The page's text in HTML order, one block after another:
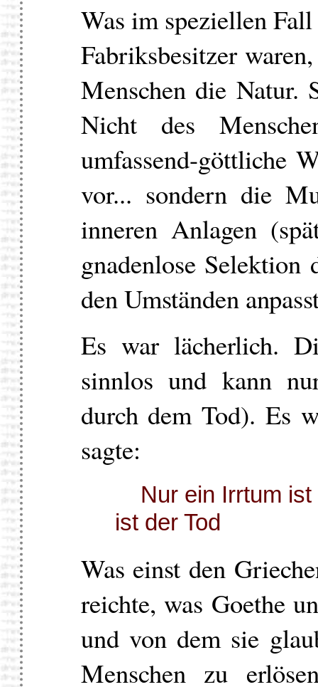
Was im speziellen
Fabriksbesitzer
Menschen die Natur.
Nicht des
umfassend-göttliche
vor... sondern die
inneren Anlagen
gnadenlose
den Umständen
Es war lächerlich.
sinnlos und kann
durch dem Tod). Es
sagte:
Nur ein Irrtum ist
ist der Tod
Was einst den
reichte, was Goethe
und von dem sie
Menschen zu